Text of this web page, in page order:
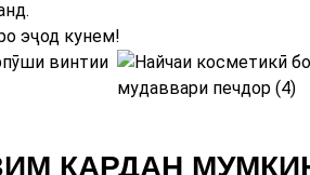
эҷод кунем!
КАРДАН